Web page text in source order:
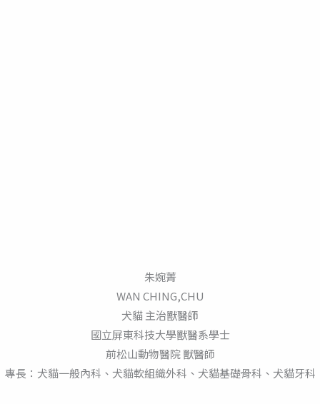
朱婉菁
WAN CHING,CHU
犬貓 主治獸醫師
國立屏東科技大學獸醫系學士
前松山動物醫院 獸醫師
專長：犬貓一般內科、犬貓軟組織外科、犬貓基礎骨科、犬貓牙科